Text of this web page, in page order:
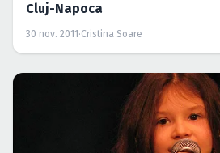
Cluj-Napoca
30 nov. 2011 ·Cristina Soare